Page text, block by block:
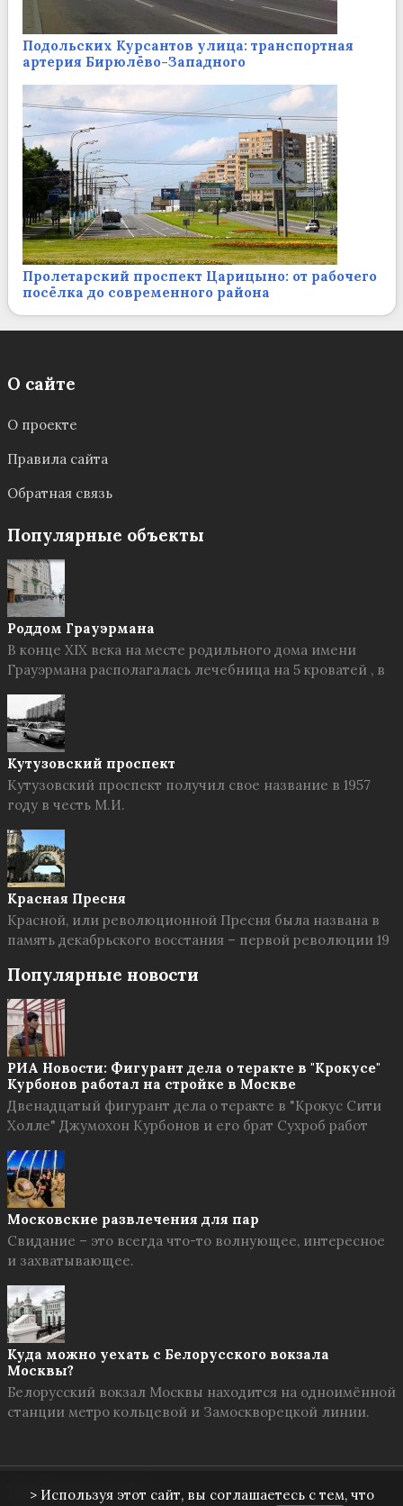
Подольских Курсантов улица: транспортная
артерия Бирюлёво-Западного
Пролетарский проспект Царицыно: от рабочего
посёлка до современного района
О сайте
О проекте
Правила сайта
Обратная связь
Популярные объекты
Роддом Грауэрмана
В конце XIX века на месте родильного дома имени
Грауэрмана располагалась лечебница на 5 кроватей , в
Кутузовский проспект
Кутузовский проспект получил свое название в 1957
году в честь М.И.
Красная Пресня
Красной, или революционной Пресня была названа в
память декабрьского восстания – первой революции 19
Популярные новости
РИА Новости: Фигурант дела о теракте в "Крокусе"
Курбонов работал на стройке в Москве
Двенадцатый фигурант дела о теракте в "Крокус Сити
Холле" Джумохон Курбонов и его брат Сухроб работ
Московские развлечения для пар
Свидание – это всегда что-то волнующее, интересное
и захватывающее.
Куда можно уехать с Белорусского вокзала
Москвы?
Белорусский вокзал Москвы находится на одноимённой
станции метро кольцевой и Замоскворецкой линии.
Твоя Москва © 2026
> Используя этот сайт, вы соглашаетесь с тем, что